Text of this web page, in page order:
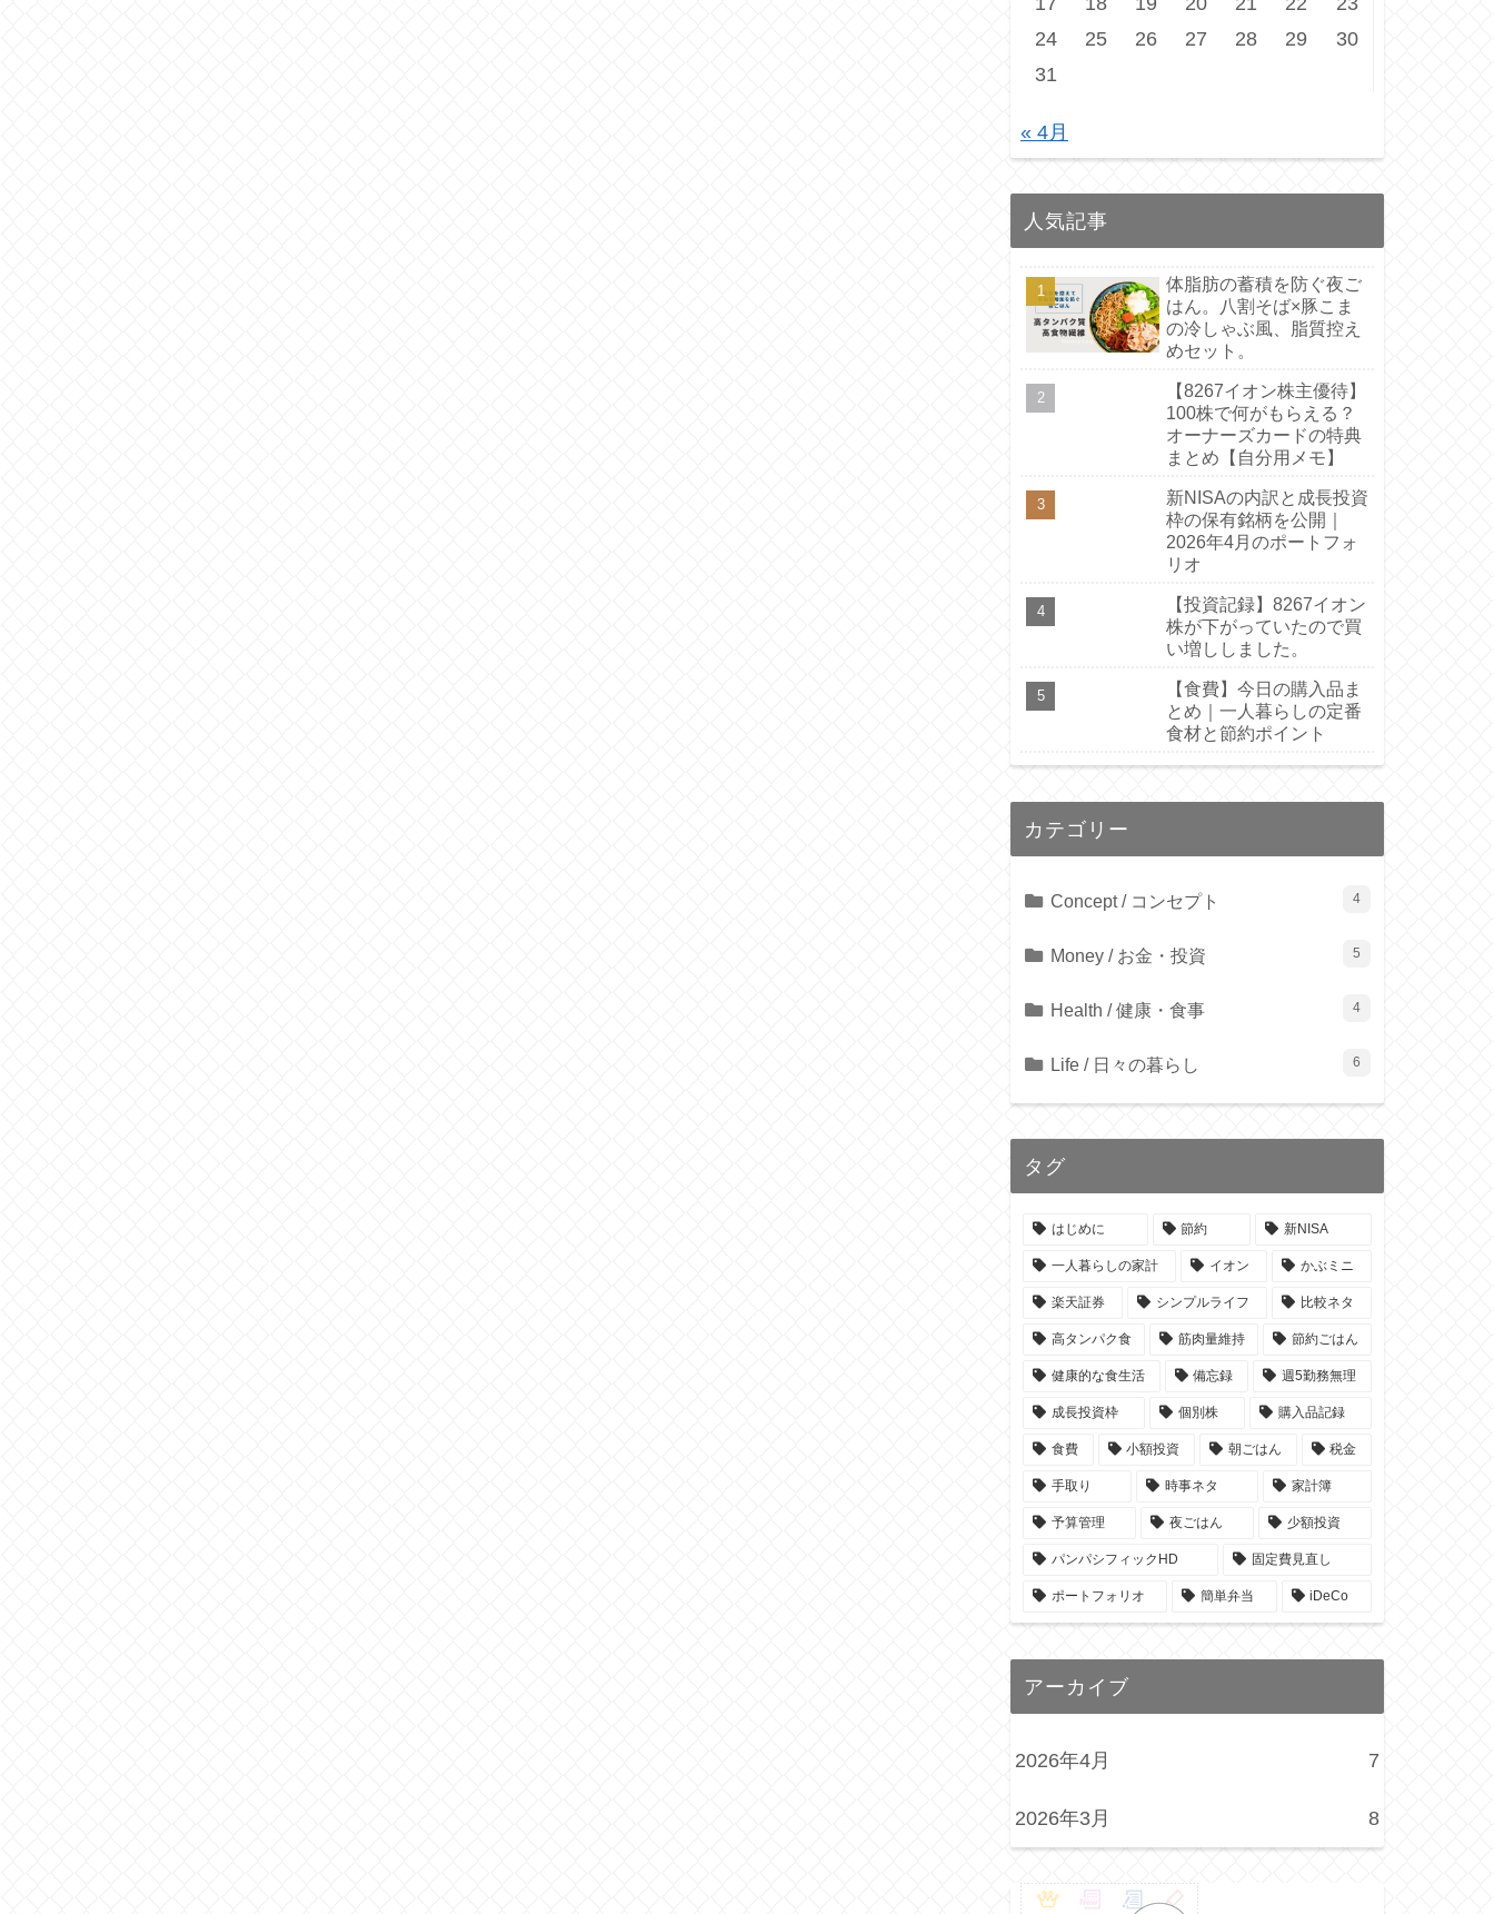
24
25 26 27 28 29
30
31
« 4月
人気記事
体脂肪の蓄積を防ぐ夜ご
はん。八割そば×豚こま
の冷しゃぶ風、脂質控え
めセット。
【8267イオン株主優待】
100株で何がもらえる？
オーナーズカードの特典
まとめ【自分用メモ】
新NISAの内訳と成長投資
枠の保有銘柄を公開｜
2026年4月のポートフォ
リオ
【投資記録】8267イオン
株が下がっていたので買
い増ししました。
【食費】今日の購入品ま
とめ｜一人暮らしの定番
食材と節約ポイント
カテゴリー
Concept / コンセプト 4
Money / お金・投資 5
Health / 健康・食事 4
Life / 日々の暮らし 6
タグ
はじめに 節約 新NISA
一人暮らしの家計 イオン かぶミニ
楽天証券 シンプルライフ 比較ネタ
高タンパク食 筋肉量維持 節約ごはん
健康的な食生活 備忘録 週5勤務無理
成長投資枠 個別株 購入品記録
食費 小額投資 朝ごはん 税金
手取り 時事ネタ 家計簿
予算管理 夜ごはん 少額投資
パンパシフィックHD 固定費見直し
ポートフォリオ 簡単弁当 iDeCo
アーカイブ
2026年4月 7
2026年3月 8